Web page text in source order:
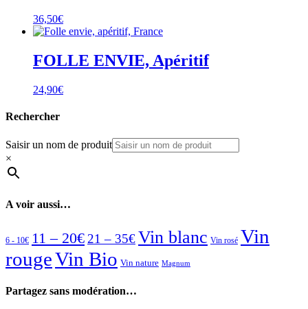
36,50€
FOLLE ENVIE, Apéritif
24,90€
Rechercher
Saisir un nom de produit
×
A voir aussi…
6 - 10€ 11 – 20€ 21 – 35€Vin blanc Vin rosé Vin
rougeVin Bio Vin nature Magnum
Partagez sans modération…